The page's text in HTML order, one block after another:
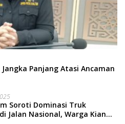
Panjang Atasi Ancaman
Soroti Dominasi Truk
Jalan Nasional, Warga Kian